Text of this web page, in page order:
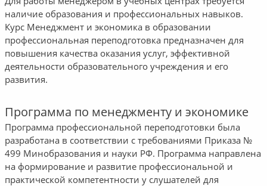
наличие образования и профессиональных навыков.
Курс Менеджмент и экономика в образовании
профессиональная переподготовка предназначен для
повышения качества оказания услуг, эффективной
деятельности образовательного учреждения и его
развития.
Программа по менеджменту и экономике
Программа профессиональной переподготовки была
разработана в соответствии с требованиями Приказа №
499 Минобразования и науки РФ. Программа направлена
на формирование и развитие профессиональной и
практической компетентности у слушателей для